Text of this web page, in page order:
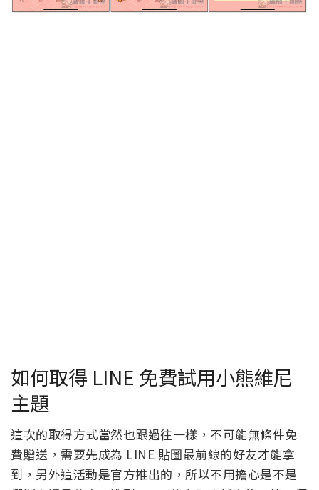
如何取得 LINE 免費試用小熊維尼
主題
這次的取得方式當然也跟過往一樣，不可能無條件免
費贈送，需要先成為 LINE 貼圖最前線的好友才能拿
到，另外這活動是官方推出的，所以不用擔心是不是